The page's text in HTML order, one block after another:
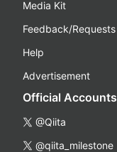
Media Kit
Feedback/Requests
Help
Advertisement
Official Accounts
@Qiita
@qiita_milestone